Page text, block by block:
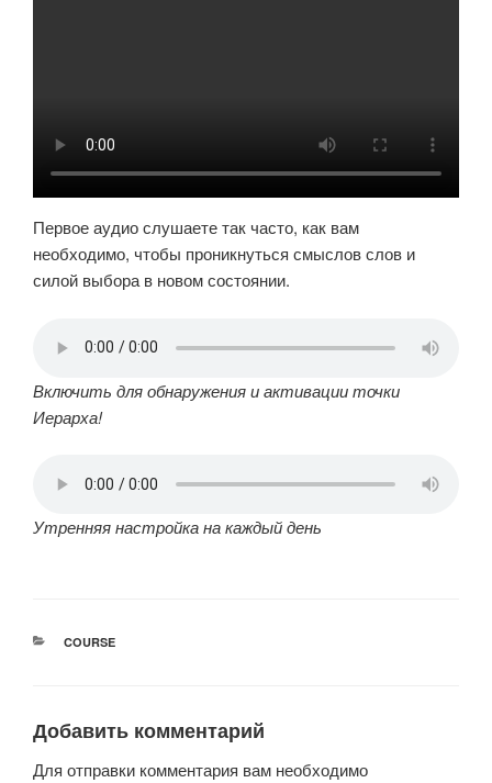
Первое аудио слушаете так часто, как вам
необходимо, чтобы проникнуться смыслов слов и
силой выбора в новом состоянии.
Включить для обнаружения и активации точки
Иерарха!
Утренняя настройка на каждый день
РУБРИКИ
COURSE
Добавить комментарий
Для отправки комментария вам необходимо